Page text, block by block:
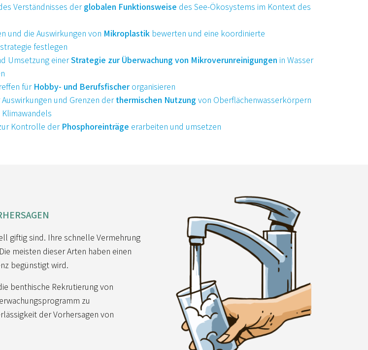
Verständnisses derglobalen Funktionsweise des See-Ökosystems im Kontext des
und die Auswirkungen von Mikroplastik bewerten und eine koordinierte
festlegen
Umsetzung einerStrategie zur Überwachung von Mikroverunreinigungen in Wasser
für Hobby- und Berufsfischerorganisieren
und Grenzen derthermischen Nutzung von Oberflächenwasserkörpern
Kontrolle der Phosphoreinträge erarbeiten und umsetzen
giftig sind. Ihre schnelle Vermehrung
meisten dieser Arten haben einen
begünstigt wird.
benthische Rekrutierung von
zu
der Vorhersagen von